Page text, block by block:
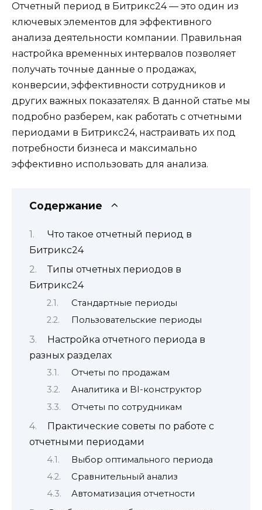
Отчетный период в Битрикс24 — это один из
ключевых элементов для эффективного
анализа деятельности компании. Правильная
настройка временных интервалов позволяет
получать точные данные о продажах,
конверсии, эффективности сотрудников и
других важных показателях. В данной статье мы
подробно разберем, как работать с отчетными
периодами в Битрикс24, настраивать их под
потребности бизнеса и максимально
эффективно использовать для анализа.
Содержание
Что такое отчетный период в
Битрикс24
Типы отчетных периодов в
Битрикс24
Стандартные периоды
Пользовательские периоды
Настройка отчетного периода в
разных разделах
Отчеты по продажам
Аналитика и BI-конструктор
Отчеты по сотрудникам
Практические советы по работе с
отчетными периодами
Выбор оптимального периода
Сравнительный анализ
Автоматизация отчетности